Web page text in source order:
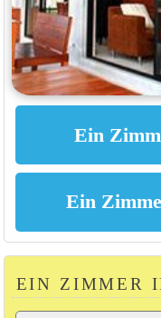
EIN ZIMMER